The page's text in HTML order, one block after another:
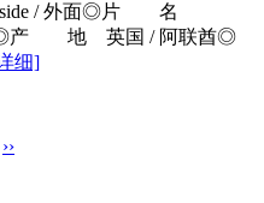
/ 外面◎片 名
产 地 英国 / 阿联酋◎
细]
››